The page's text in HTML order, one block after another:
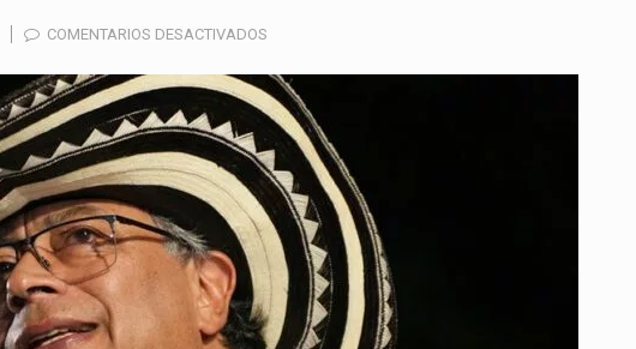
COMENTARIOS DESACTIVADOS
PRESIDENTE
PETRO
LANZARÁ
COMITÉS
PROMOTORES
DEL
‘SÍ’
A
LA
CONSULTA
POPULAR